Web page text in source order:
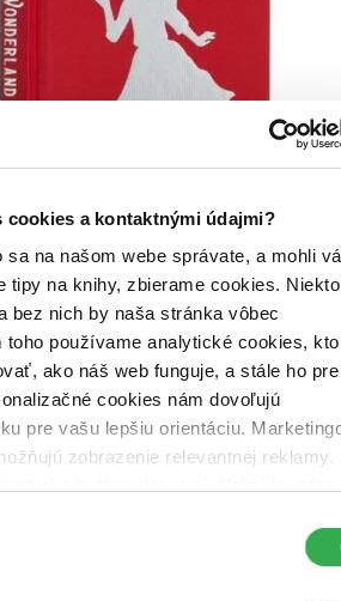
cookies a kontaktnými údajmi?
sa na našom webe správate, a mohli
tipy na knihy, zbierame cookies.
bez nich by naša stránka vôbec
toho používame analytické cookies,
ako náš web funguje, a stále ho pre
cookies nám dovoľujú
pre vašu lepšiu orientáciu.
zobrazenie relevantnej reklamy.
aktuálne na sklade, máme však už iba
ju chcete mať rýchlo, ponáhľajte sa!
trvať dlhšie, zvyčajne do 31 dní.